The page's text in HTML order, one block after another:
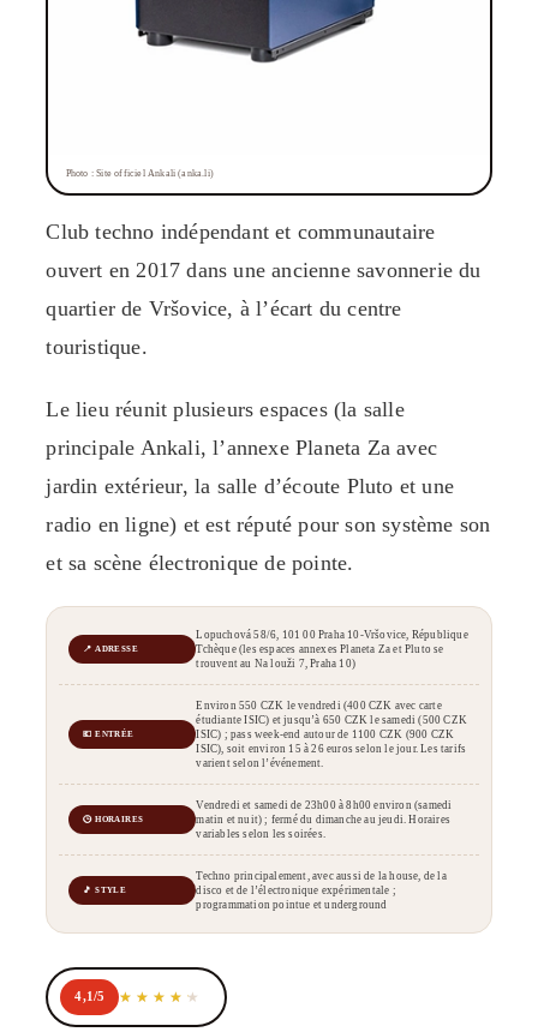
Photo : Site officiel Ankali (anka.li)
Club techno indépendant et communautaire
ouvert en 2017 dans une ancienne savonnerie du
quartier de Vršovice, à l’écart du centre
touristique.
Le lieu réunit plusieurs espaces (la salle
principale Ankali, l’annexe Planeta Za avec
jardin extérieur, la salle d’écoute Pluto et une
radio en ligne) et est réputé pour son système son
et sa scène électronique de pointe.
📍 ADRESSE
Lopuchová 58/6, 101 00 Praha 10-Vršovice, République
Tchèque (les espaces annexes Planeta Za et Pluto se
trouvent au Na louži 7, Praha 10)
💶 ENTRÉE
Environ 550 CZK le vendredi (400 CZK avec carte
étudiante ISIC) et jusqu’à 650 CZK le samedi (500 CZK
ISIC) ; pass week-end autour de 1100 CZK (900 CZK
ISIC), soit environ 15 à 26 euros selon le jour. Les tarifs
varient selon l’événement.
🕒 HORAIRES
Vendredi et samedi de 23h00 à 8h00 environ (samedi
matin et nuit) ; fermé du dimanche au jeudi. Horaires
variables selon les soirées.
🎵 STYLE
Techno principalement, avec aussi de la house, de la
disco et de l’électronique expérimentale ;
programmation pointue et underground
4,1/5